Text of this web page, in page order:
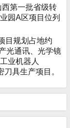
第一批省级转
园A区项目位列
目规划占地约
光通讯、光学镜
业机器人
具生产项目。